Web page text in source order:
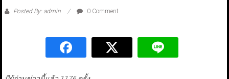
Posted By: admin 0 Comment